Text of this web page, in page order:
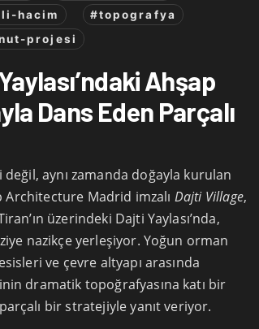
hacim
#topografya
projesi
Ahşap
Dans Eden Parçalı
aynı zamanda doğayla kurulan
Madrid imzalı Dajti Village,
üzerindeki Dajti Yaylası’nda,
nazikçe yerleşiyor. Yoğun orman
ve çevre altyapı arasında
dramatik topoğrafyasına katı bir
bir stratejiyle yanıt veriyor.